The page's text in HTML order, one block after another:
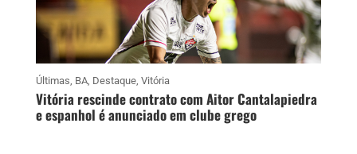
Últimas, BA, Destaque, Vitória
Vitória rescinde contrato com Aitor Cantalapiedra
e espanhol é anunciado em clube grego